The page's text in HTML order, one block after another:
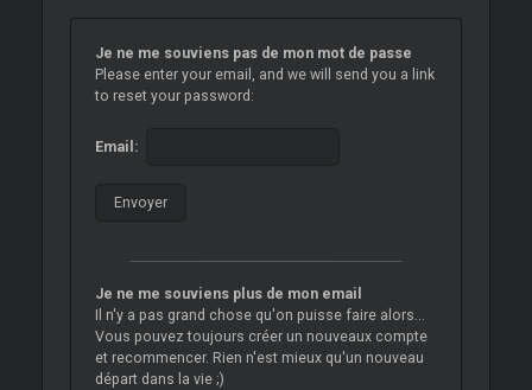
Je ne me souviens pas de mon mot de passe
Please enter your email, and we will send you a link
to reset your password:
Email:
Je ne me souviens plus de mon email
Il n'y a pas grand chose qu'on puisse faire alors...
Vous pouvez toujours créer un nouveaux compte
et recommencer. Rien n'est mieux qu'un nouveau
départ dans la vie ;)